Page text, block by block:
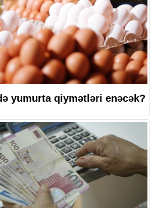
yumurta qiymətləri enəcək?